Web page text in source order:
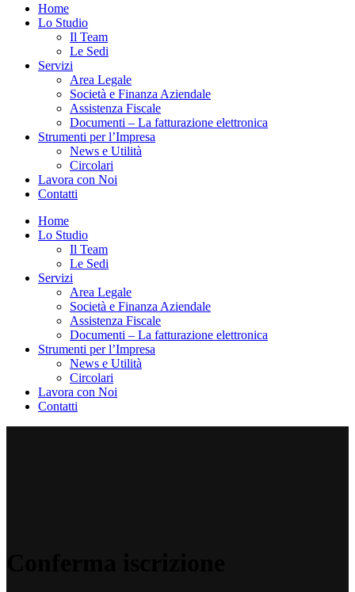
Home
Lo Studio
Il Team
Le Sedi
Servizi
Area Legale
Società e Finanza Aziendale
Assistenza Fiscale
Documenti – La fatturazione elettronica
Strumenti per l’Impresa
News e Utilità
Circolari
Lavora con Noi
Contatti
Home
Lo Studio
Il Team
Le Sedi
Servizi
Area Legale
Società e Finanza Aziendale
Assistenza Fiscale
Documenti – La fatturazione elettronica
Strumenti per l’Impresa
News e Utilità
Circolari
Lavora con Noi
Contatti